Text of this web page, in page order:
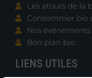
Les atouts de la
Consommer bio
Nos événements
Bon plan bio
LIENS UTILES